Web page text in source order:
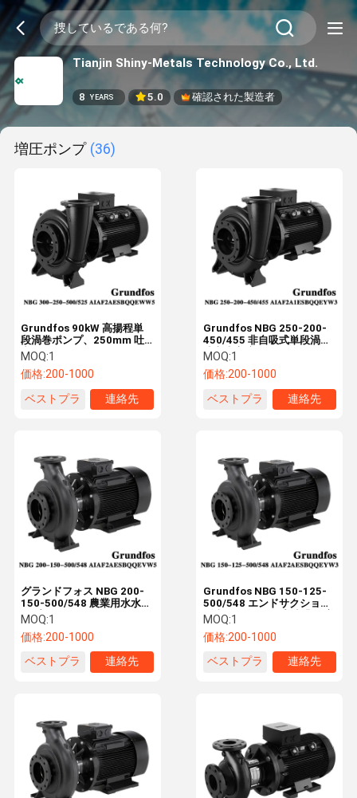
Tianjin Shiny-Metals Technology Co., Ltd.
8 YEARS 5.0 確認された製造者
増圧ポンプ (36)
Grundfos 90kW 高揚程単
段渦巻ポンプ、250mm 吐
出口径
MOQ:1
価格:200-1000
ベストプラ
連絡先
Grundfos NBG 250-200-
450/455 非自吸式単段渦巻
遠心水高流量渦巻ケーシン
グポンプ
MOQ:1
価格:200-1000
ベストプラ
連絡先
グランドフォス NBG 200-
150-500/548 農業用水水ポ
ンプ
MOQ:1
価格:200-1000
ベストプラ
連絡先
Grundfos NBG 150-125-
500/548 エンドサクション
型直結単段ポンプ (商業用増
圧)
MOQ:1
価格:200-1000
ベストプラ
連絡先